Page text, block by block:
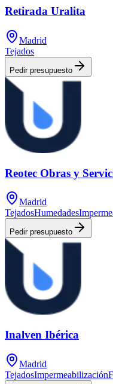
Retirada Uralita
Madrid
Tejados
Pedir presupuesto
Reotec Obras y
Madrid
TejadosHumedades
Pedir presupuesto
Inalven Ibérica
Madrid
TejadosImpermeabilización